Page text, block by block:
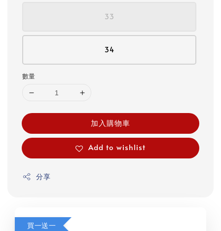
33
34
數量
加入購物車
Add to wishlist
分享
買一送一